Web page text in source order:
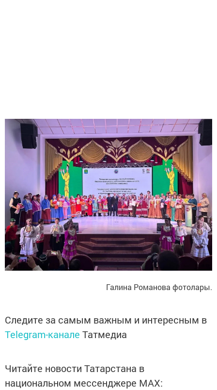
Галина Романова фотолары.
Следите за самым важным и интересным в
Telegram-канале Татмедиа
Читайте новости Татарстана в
национальном мессенджере MАХ: